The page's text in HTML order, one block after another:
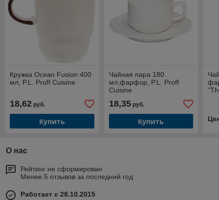
Кружка Ocean Fusion 400
мл, P.L. Proff Cuisine
18,62 руб.
Купить
Чайная пара 180
мл,фарфор, P.L. Proff
Cuisine
18,35руб.
Купить
О нас
Рейтинг не сформирован
Менее 5 отзывов за последний год
Работает с 28.10.2015